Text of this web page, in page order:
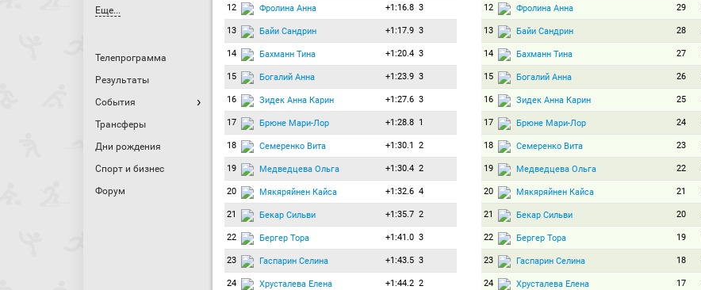
Еще...
Телепрограмма
Результаты
События
Трансферы
Дни рождения
Спорт и бизнес
Форум
12 Фролина Анна +1:16.8 3
13 Байи Сандрин +1:17.9 3
14 Бахманн Тина +1:20.4 3
15 Богалий Анна +1:23.9 3
16 Зидек Анна Карин +1:27.6 3
17 Брюне Мари-Лор +1:28.8 1
18 Семеренко Вита +1:30.1 2
19 Медведцева Ольга +1:30.4 2
20 Мякяряйнен Кайса +1:32.6 4
21 Бекар Сильви +1:35.7 2
22 Бергер Тора +1:41.0 3
23 Гаспарин Селина +1:43.5 3
24 Хрусталева Елена +1:44.2 2
12 Фролина Анна 29
13 Байи Сандрин 28
14 Бахманн Тина 27
15 Богалий Анна 26
16 Зидек Анна Карин 25
17 Брюне Мари-Лор 24
18 Семеренко Вита 23
19 Медведцева Ольга 22
20 Мякяряйнен Кайса 21
21 Бекар Сильви 20
22 Бергер Тора 19
23 Гаспарин Селина 18
24 Хрусталева Елена 17